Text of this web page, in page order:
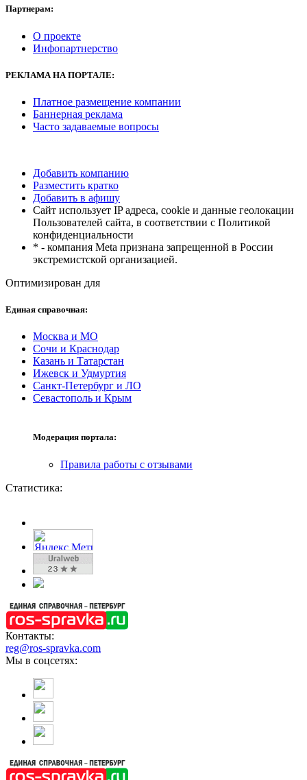
Партнерам:
О проекте
Инфопартнерство
РЕКЛАМА НА ПОРТАЛЕ:
Платное размещение компании
Баннерная реклама
Часто задаваемые вопросы
Добавить компанию
Разместить кратко
Добавить в афишу
Сайт использует IP адреса, cookie и данные геолокации
Пользователей сайта, в соответствии с Политикой
конфиденциальности
* - компания Meta признана запрещенной в России
экстремистской организацией.
Оптимизирован для
Единая справочная:
Москва и МО
Сочи и Краснодар
Казань и Татарстан
Ижевск и Удмуртия
Санкт-Петербург и ЛО
Севастополь и Крым
Модерация портала:
Правила работы с отзывами
Статистика:
Контакты:
reg@ros-spravka.com
Мы в соцсетях: